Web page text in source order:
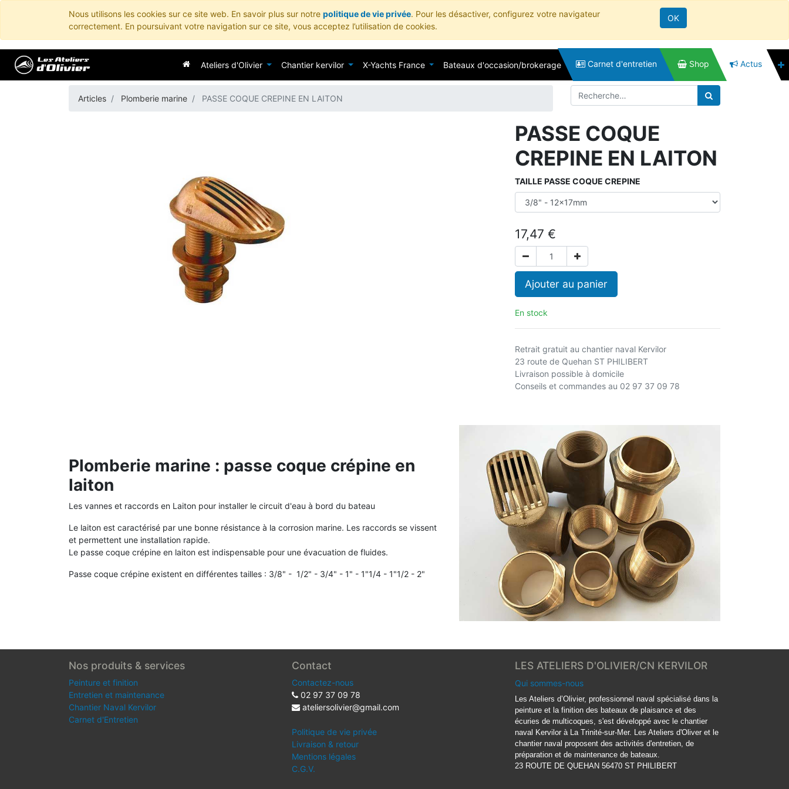
Nous utilisons les cookies sur ce site web. En savoir plus sur notre politique de vie privée. Pour les désactiver, configurez votre navigateur
correctement. En poursuivant votre navigation sur ce site, vous acceptez l’utilisation de cookies.
OK
Ateliers d'Olivier Chantier kervilor X-Yachts France Bateaux d'occasion/brokerage Carnet d'entretien Shop Actus
Articles Plomberie marine PASSE COQUE CREPINE EN LAITON
PASSE COQUE
CREPINE EN LAITON
TAILLE PASSE COQUE CREPINE
17,47 €
Ajouter au panier
En stock
Retrait gratuit au chantier naval Kervilor
23 route de Quehan ST PHILIBERT
Livraison possible à domicile
Conseils et commandes au 02 97 37 09 78
Plomberie marine : passe coque crépine en
laiton
Les vannes et raccords en Laiton pour installer le circuit d'eau à bord du bateau
Le laiton est caractérisé par une bonne résistance à la corrosion marine. Les raccords se vissent
et permettent une installation rapide.
Le passe coque crépine en laiton est indispensable pour une évacuation de fluides.
Passe coque crépine existent en différentes tailles : 3/8" - 1/2" - 3/4" - 1" - 1"1/4 - 1"1/2 - 2"
Nos produits & services
Peinture et finition
Entretien et maintenance
Chantier Naval Kervilor
Carnet d'Entretien
Contact
Contactez-nous
02 97 37 09 78
ateliersolivier@gmail.com
Politique de vie privée
Livraison & retour
Mentions légales
C.G.V.
LES ATELIERS D'OLIVIER/CN KERVILOR
Qui sommes-nous
Les Ateliers d’Olivier, professionnel naval spécialisé dans la
peinture et la finition des bateaux de plaisance et des
écuries de multicoques, s'est développé avec le chantier
naval Kervilor à La Trinité-sur-Mer. Les Ateliers d'Oliver et le
chantier naval proposent des activités d'entretien, de
préparation et de maintenance de bateaux.
23 ROUTE DE QUEHAN 56470 ST PHILIBERT